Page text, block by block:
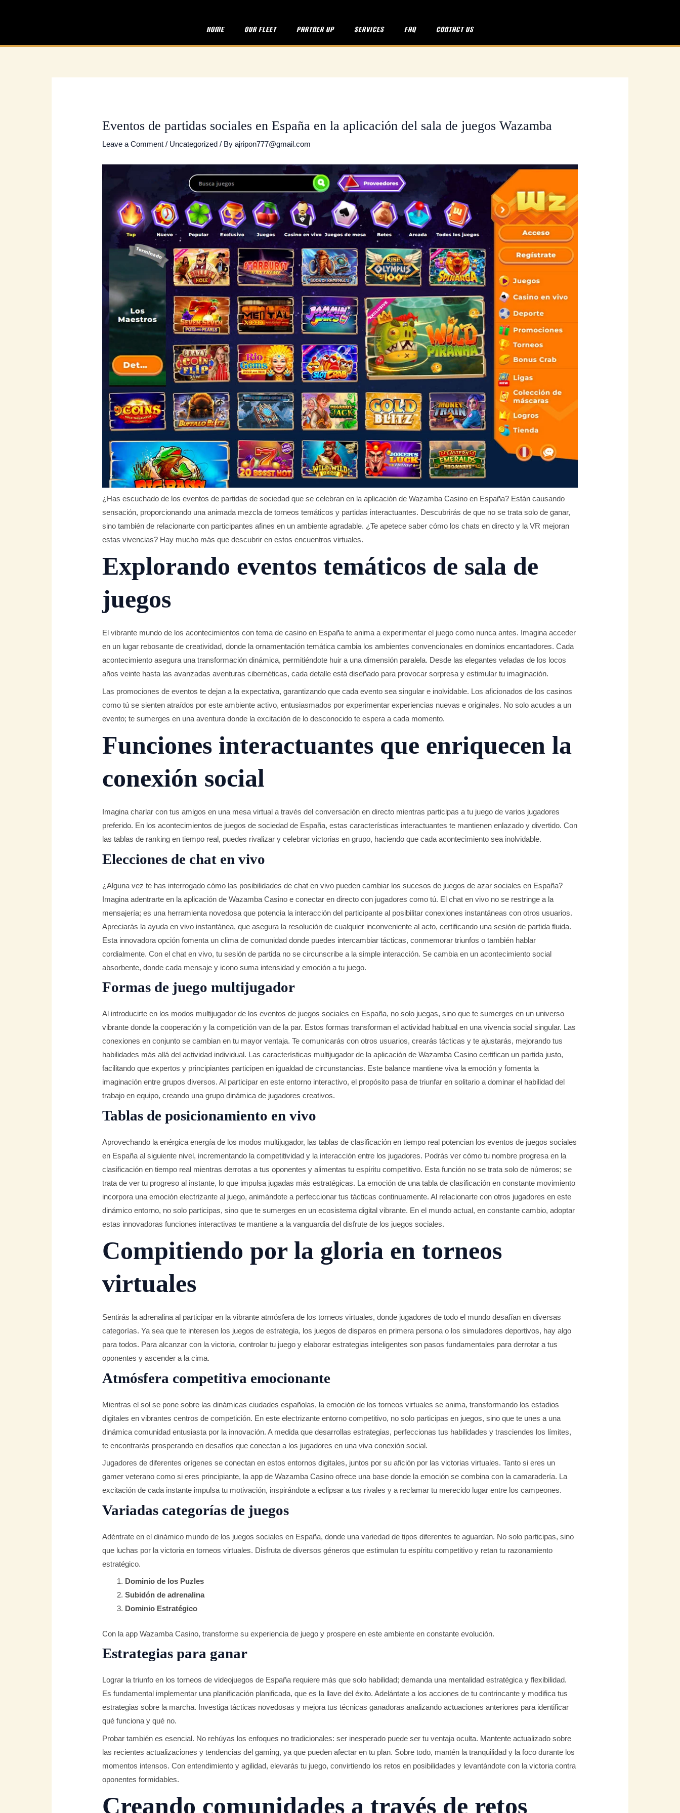
Home Our fleet Partner up Services FAQ Contact Us
Eventos de partidas sociales en España en la aplicación del sala de juegos Wazamba
Leave a Comment / Uncategorized / Byajripon777@gmail.com
¿Has escuchado de los eventos de partidas de sociedad que se celebran en la aplicación de Wazamba Casino en España? Están causando
sensación, proporcionando una animada mezcla de torneos temáticos y partidas interactuantes. Descubrirás de que no se trata solo de ganar,
sino también de relacionarte con participantes afines en un ambiente agradable. ¿Te apetece saber cómo los chats en directo y la VR mejoran
estas vivencias? Hay mucho más que descubrir en estos encuentros virtuales.
Explorando eventos temáticos de sala de
juegos
El vibrante mundo de los acontecimientos con tema de casino en España te anima a experimentar el juego como nunca antes. Imagina acceder
en un lugar rebosante de creatividad, donde la ornamentación temática cambia los ambientes convencionales en dominios encantadores. Cada
acontecimiento asegura una transformación dinámica, permitiéndote huir a una dimensión paralela. Desde las elegantes veladas de los locos
años veinte hasta las avanzadas aventuras cibernéticas, cada detalle está diseñado para provocar sorpresa y estimular tu imaginación.
Las promociones de eventos te dejan a la expectativa, garantizando que cada evento sea singular e inolvidable. Los aficionados de los casinos
como tú se sienten atraídos por este ambiente activo, entusiasmados por experimentar experiencias nuevas e originales. No solo acudes a un
evento; te sumerges en una aventura donde la excitación de lo desconocido te espera a cada momento.
Funciones interactuantes que enriquecen la
conexión social
Imagina charlar con tus amigos en una mesa virtual a través del conversación en directo mientras participas a tu juego de varios jugadores
preferido. En los acontecimientos de juegos de sociedad de España, estas características interactuantes te mantienen enlazado y divertido. Con
las tablas de ranking en tiempo real, puedes rivalizar y celebrar victorias en grupo, haciendo que cada acontecimiento sea inolvidable.
Elecciones de chat en vivo
¿Alguna vez te has interrogado cómo las posibilidades de chat en vivo pueden cambiar los sucesos de juegos de azar sociales en España?
Imagina adentrarte en la aplicación de Wazamba Casino e conectar en directo con jugadores como tú. El chat en vivo no se restringe a la
mensajería; es una herramienta novedosa que potencia la interacción del participante al posibilitar conexiones instantáneas con otros usuarios.
Apreciarás la ayuda en vivo instantánea, que asegura la resolución de cualquier inconveniente al acto, certificando una sesión de partida fluida.
Esta innovadora opción fomenta un clima de comunidad donde puedes intercambiar tácticas, conmemorar triunfos o también hablar
cordialmente. Con el chat en vivo, tu sesión de partida no se circunscribe a la simple interacción. Se cambia en un acontecimiento social
absorbente, donde cada mensaje y icono suma intensidad y emoción a tu juego.
Formas de juego multijugador
Al introducirte en los modos multijugador de los eventos de juegos sociales en España, no solo juegas, sino que te sumerges en un universo
vibrante donde la cooperación y la competición van de la par. Estos formas transforman el actividad habitual en una vivencia social singular. Las
conexiones en conjunto se cambian en tu mayor ventaja. Te comunicarás con otros usuarios, crearás tácticas y te ajustarás, mejorando tus
habilidades más allá del actividad individual. Las características multijugador de la aplicación de Wazamba Casino certifican un partida justo,
facilitando que expertos y principiantes participen en igualdad de circunstancias. Este balance mantiene viva la emoción y fomenta la
imaginación entre grupos diversos. Al participar en este entorno interactivo, el propósito pasa de triunfar en solitario a dominar el habilidad del
trabajo en equipo, creando una grupo dinámica de jugadores creativos.
Tablas de posicionamiento en vivo
Aprovechando la enérgica energía de los modos multijugador, las tablas de clasificación en tiempo real potencian los eventos de juegos sociales
en España al siguiente nivel, incrementando la competitividad y la interacción entre los jugadores. Podrás ver cómo tu nombre progresa en la
clasificación en tiempo real mientras derrotas a tus oponentes y alimentas tu espíritu competitivo. Esta función no se trata solo de números; se
trata de ver tu progreso al instante, lo que impulsa jugadas más estratégicas. La emoción de una tabla de clasificación en constante movimiento
incorpora una emoción electrizante al juego, animándote a perfeccionar tus tácticas continuamente. Al relacionarte con otros jugadores en este
dinámico entorno, no solo participas, sino que te sumerges en un ecosistema digital vibrante. En el mundo actual, en constante cambio, adoptar
estas innovadoras funciones interactivas te mantiene a la vanguardia del disfrute de los juegos sociales.
Compitiendo por la gloria en torneos
virtuales
Sentirás la adrenalina al participar en la vibrante atmósfera de los torneos virtuales, donde jugadores de todo el mundo desafían en diversas
categorías. Ya sea que te interesen los juegos de estrategia, los juegos de disparos en primera persona o los simuladores deportivos, hay algo
para todos. Para alcanzar con la victoria, controlar tu juego y elaborar estrategias inteligentes son pasos fundamentales para derrotar a tus
oponentes y ascender a la cima.
Atmósfera competitiva emocionante
Mientras el sol se pone sobre las dinámicas ciudades españolas, la emoción de los torneos virtuales se anima, transformando los estadios
digitales en vibrantes centros de competición. En este electrizante entorno competitivo, no solo participas en juegos, sino que te unes a una
dinámica comunidad entusiasta por la innovación. A medida que desarrollas estrategias, perfeccionas tus habilidades y trasciendes los límites,
te encontrarás prosperando en desafíos que conectan a los jugadores en una viva conexión social.
Jugadores de diferentes orígenes se conectan en estos entornos digitales, juntos por su afición por las victorias virtuales. Tanto si eres un
gamer veterano como si eres principiante, la app de Wazamba Casino ofrece una base donde la emoción se combina con la camaradería. La
excitación de cada instante impulsa tu motivación, inspirándote a eclipsar a tus rivales y a reclamar tu merecido lugar entre los campeones.
Variadas categorías de juegos
Adéntrate en el dinámico mundo de los juegos sociales en España, donde una variedad de tipos diferentes te aguardan. No solo participas, sino
que luchas por la victoria en torneos virtuales. Disfruta de diversos géneros que estimulan tu espíritu competitivo y retan tu razonamiento
estratégico.
Dominio de los Puzles
Subidón de adrenalina
Dominio Estratégico
Con la app Wazamba Casino, transforme su experiencia de juego y prospere en este ambiente en constante evolución.
Estrategias para ganar
Lograr la triunfo en los torneos de videojuegos de España requiere más que solo habilidad; demanda una mentalidad estratégica y flexibilidad.
Es fundamental implementar una planificación planificada, que es la llave del éxito. Adelántate a los acciones de tu contrincante y modifica tus
estrategias sobre la marcha. Investiga tácticas novedosas y mejora tus técnicas ganadoras analizando actuaciones anteriores para identificar
qué funciona y qué no.
Probar también es esencial. No rehúyas los enfoques no tradicionales: ser inesperado puede ser tu ventaja oculta. Mantente actualizado sobre
las recientes actualizaciones y tendencias del gaming, ya que pueden afectar en tu plan. Sobre todo, mantén la tranquilidad y la foco durante los
momentos intensos. Con entendimiento y agilidad, elevarás tu juego, convirtiendo los retos en posibilidades y levantándote con la victoria contra
oponentes formidables.
Creando comunidades a través de retos